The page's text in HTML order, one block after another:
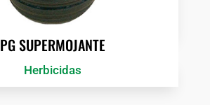
PG SUPERMOJANTE
Herbicidas